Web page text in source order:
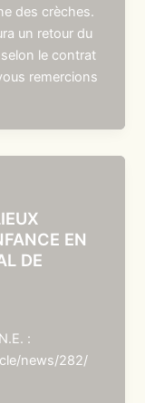
des crèches.
un retour du
le contrat
remercions
EN
DE
:
news/282/